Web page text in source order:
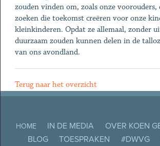
zouden vinden om, zoals onze voorouders,
zoeken die toekomst creëren voor onze
kleinkinderen. Opdat ze allemaal, zonder
duurzaam zouden kunnen delen in de
van ons avondland.
Terug naar het overzicht
HOME IN DE MEDIA OVER KOEN
BLOG
TOESPRAKEN #DWVG